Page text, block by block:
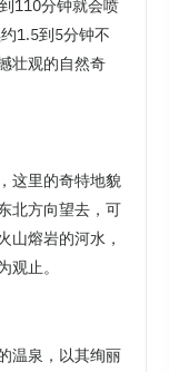
110分钟就会喷
1.5到5分钟不
壮观的自然奇
这里的奇特地貌
北方向望去，可
山熔岩的河水，
止。
温泉，以其绚丽